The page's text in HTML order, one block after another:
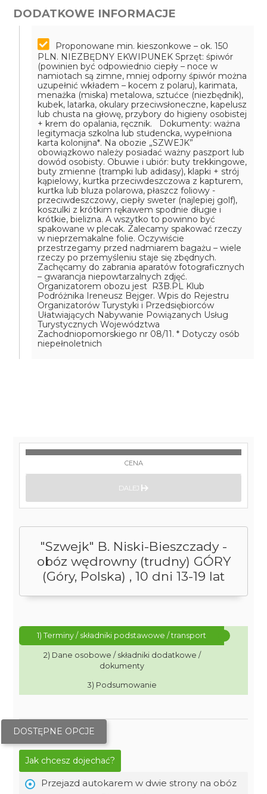
DODATKOWE INFORMACJE
Proponowane min. kieszonkowe – ok. 150
PLN. NIEZBĘDNY EKWIPUNEK Sprzęt: śpiwór
(powinien być odpowiednio ciepły – noce w
namiotach są zimne, mniej odporny śpiwór można
uzupełnić wkładem – kocem z polaru), karimata,
menażka (miska) metalowa, sztućce (niezbędnik),
kubek, latarka, okulary przeciwsłoneczne, kapelusz
lub chusta na głowę, przybory do higieny osobistej
+ krem do opalania, ręcznik.
Dokumenty: ważna
legitymacja szkolna lub studencka, wypełniona
karta kolonijna*. Na obozie „SZWEJK”
obowiązkowo należy posiadać ważny paszport lub
dowód osobisty. Obuwie i ubiór: buty trekkingowe,
buty zmienne (trampki lub adidasy), klapki + strój
kąpielowy, kurtka przeciwdeszczowa z kapturem,
kurtka lub bluza polarowa, płaszcz foliowy -
przeciwdeszczowy, ciepły sweter (najlepiej golf),
koszulki z krótkim rękawem spodnie długie i
krótkie, bielizna. A wszytko to powinno być
spakowane w plecak. Zalecamy spakować rzeczy
w nieprzemakalne folie. Oczywiście
przestrzegamy przed nadmiarem bagażu – wiele
rzeczy po przemyśleniu staje się zbędnych.
Zachęcamy do zabrania aparatów fotograficznych
– gwarancja niepowtarzalnych zdjęć.
Organizatorem obozu jest R3B.PL Klub
Podróżnika Ireneusz Bejger. Wpis do Rejestru
Organizatorów Turystyki i Przedsiębiorców
Ułatwiających Nabywanie Powiązanych Usług
Turystycznych Województwa
Zachodniopomorskiego nr 08/11. * Dotyczy osób
niepełnoletnich
"Szwejk" B. Niski-Bieszczady -
obóz wędrowny (trudny) GÓRY
(Góry, Polska) , 10 dni 13-19 lat
1) Terminy / składniki podstawowe / transport
2) Dane osobowe / składniki dodatkowe /
dokumenty
3) Podsumowanie
DOSTĘPNE OPCJE
Jak chcesz dojechać?
Przejazd autokarem w dwie strony na obóz
CENA
DALEJ